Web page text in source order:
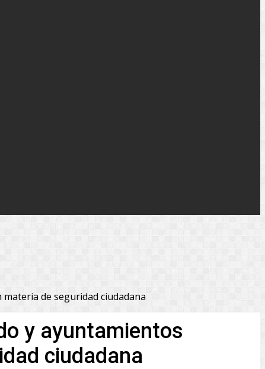
de seguridad ciudadana
y ayuntamientos
ciudadana